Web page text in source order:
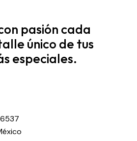
pasión cada
único de tus
especiales.